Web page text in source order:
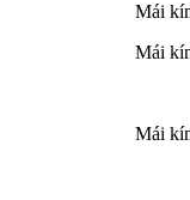
Mái
Mái
Mái